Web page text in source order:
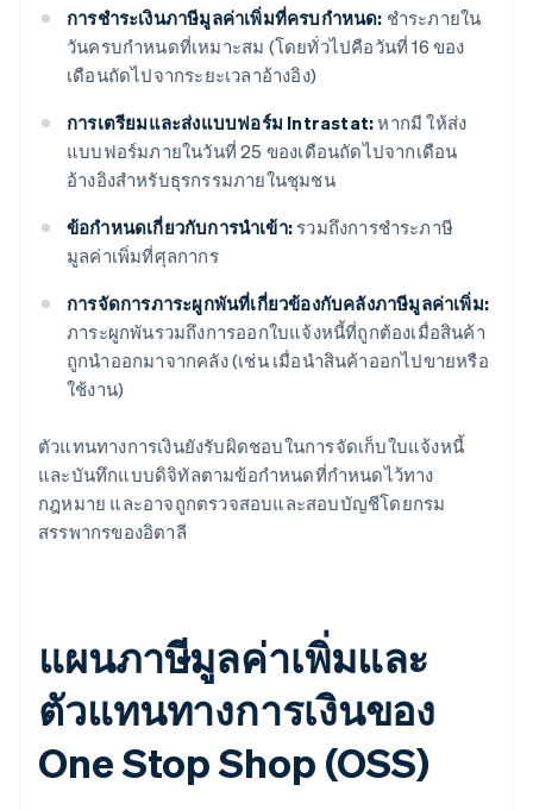
การชำระเงินภาษีมูลค่าเพิ่มที่ครบกำหนด: ชำระภายใน
วันครบกำหนดที่เหมาะสม (โดยทั่วไปคือวันที่ 16 ของ
เดือนถัดไปจากระยะเวลาอ้างอิง)
การเตรียมและส่งแบบฟอร์ม Intrastat:หากมี ให้ส่ง
แบบฟอร์มภายในวันที่ 25 ของเดือนถัดไปจากเดือน
อ้างอิงสำหรับธุรกรรมภายในชุมชน
ข้อกำหนดเกี่ยวกับการนำเข้า: รวมถึงการชำระภาษี
มูลค่าเพิ่มที่ศุลกากร
การจัดการภาระผูกพันที่เกี่ยวข้องกับคลังภาษีมูลค่าเพิ่ม:
ภาระผูกพันรวมถึงการออกใบแจ้งหนี้ที่ถูกต้องเมื่อสินค้า
ถูกนำออกมาจากคลัง (เช่น เมื่อนำสินค้าออกไปขายหรือ
ใช้งาน)
ตัวแทนทางการเงินยังรับผิดชอบในการจัดเก็บใบแจ้งหนี้
และบันทึกแบบดิจิทัลตามข้อกำหนดที่กำหนดไว้ทาง
กฎหมาย และอาจถูกตรวจสอบและสอบบัญชีโดยกรม
สรรพากรของอิตาลี
แผนภาษีมูลค่าเพิ่มและ
ตัวแทนทางการเงินของ
One Stop Shop (OSS)